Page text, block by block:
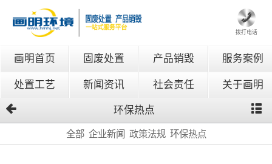
拨打电话
画明首页 固废处置 产品销毁 服务案例
处置工艺 新闻资讯 社会责任 关于画明
环保热点
全部 企业新闻 政策法规 环保热点